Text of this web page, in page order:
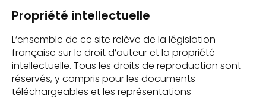
Propriété intellectuelle
L’ensemble de ce site relève de la législation
française sur le droit d’auteur et la propriété
intellectuelle. Tous les droits de reproduction sont
réservés, y compris pour les documents
téléchargeables et les représentations